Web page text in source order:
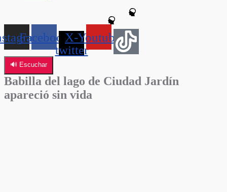
FacebookX-
twitter
Youtube
🔊 Escuchar
Babilla del lago de Ciudad Jardín
apareció sin vida